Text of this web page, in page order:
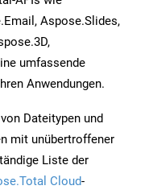
Aspose.Slides,
umfassende
Anwendungen.
Dateitypen und
mit unübertroffener
Liste der
Cloud-